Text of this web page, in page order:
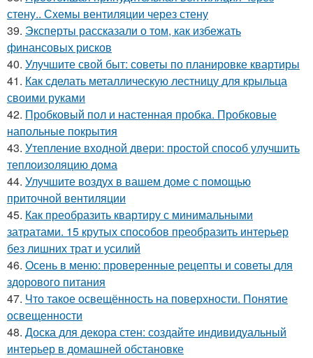
стену.. Схемы вентиляции через стену
39. Эксперты рассказали о том, как избежать
финансовых рисков
40. Улучшите свой быт: советы по планировке квартиры
41. Как сделать металлическую лестницу для крыльца
своими руками
42. Пробковый пол и настенная пробка. Пробковые
напольные покрытия
43. Утепление входной двери: простой способ улучшить
теплоизоляцию дома
44. Улучшите воздух в вашем доме с помощью
приточной вентиляции
45. Как преобразить квартиру с минимальными
затратами. 15 крутых способов преобразить интерьер
без лишних трат и усилий
46. Осень в меню: проверенные рецепты и советы для
здорового питания
47. Что такое освещённость на поверхности. Понятие
освещенности
48. Доска для декора стен: создайте индивидуальный
интерьер в домашней обстановке